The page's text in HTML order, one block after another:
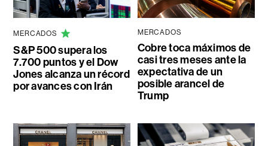
MERCADOS
S&P 500 supera los
7.700 puntos y el Dow
Jones alcanza un récord
por avances con Irán
MERCADOS
Cobre toca máximos de
casi tres meses ante la
expectativa de un
posible arancel de
Trump